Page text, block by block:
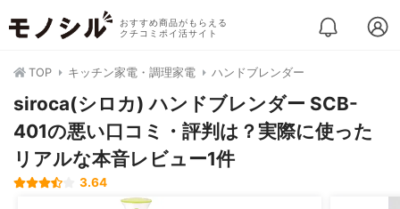
おすすめ商品がもらえる
クチコミポイ活サイト
TOP キッチン家電・調理家電 ハンドブレンダー
siroca(シロカ) ハンドブレンダー SCB-
401の悪い口コミ・評判は？実際に使った
リアルな本音レビュー1件
3.64